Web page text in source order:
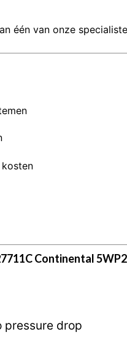
één van onze
Continental
pressure drop